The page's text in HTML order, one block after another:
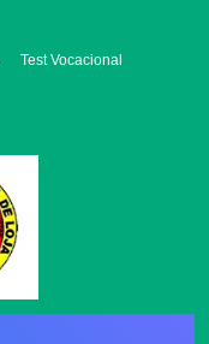
Test Vocacional